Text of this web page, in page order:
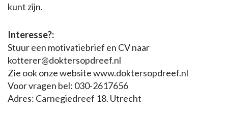
kunt zijn.
Interesse?:
Stuur een motivatiebrief en CV naar
kotterer@doktersopdreef.nl
Zie ook onze website www.doktersopdreef.nl
Voor vragen bel: 030-2617656
Adres: Carnegiedreef 18. Utrecht